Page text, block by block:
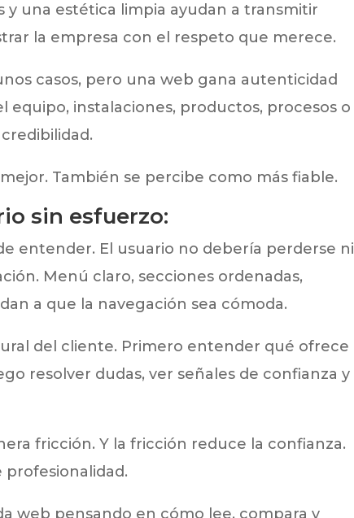
una estética limpia ayudan a transmitir
la empresa con el respeto que merece.
casos, pero una web gana autenticidad
equipo, instalaciones, productos, procesos o
También se percibe como más fiable.
sin esfuerzo:
entender. El usuario no debería perderse ni
Menú claro, secciones ordenadas,
a que la navegación sea cómoda.
del cliente. Primero entender qué ofrece
resolver dudas, ver señales de confianza y
fricción. Y la fricción reduce la confianza.
profesionalidad.
web pensando en cómo lee, compara y